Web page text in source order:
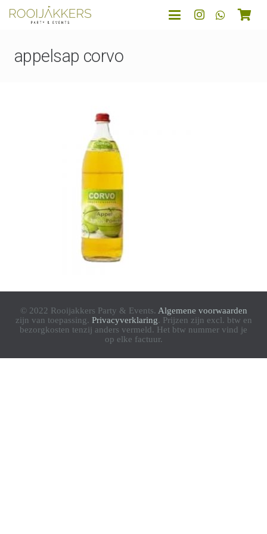
appelsap corvo
© 2022 Rooijakkers Party & Events. Algemene voorwaarden
zijn van toepassing. Privacyverklaring. Prijzen zijn excl. btw en
bezorgkosten tenzij anders vermeld. Het btw nummer vind je
op elke factuur.